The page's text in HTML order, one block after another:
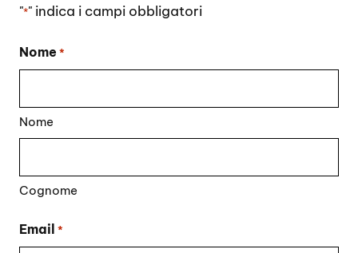
"*" indica i campi obbligatori
Nome *
Nome
Cognome
Email *